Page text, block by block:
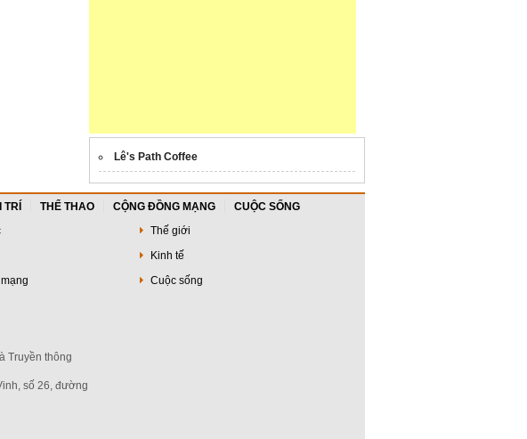
Lê's Path Coffee
TRÍ THỂ THAO CỘNG ĐỒNG MẠNG
CUỘC SỐNG
Thế giới
Kinh tế
Cuộc sống
Truyền thông
số 26, đường